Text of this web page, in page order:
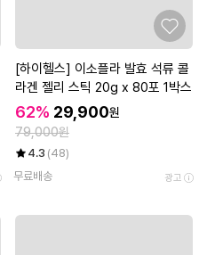
[하이헬스] 이소플라 발효 석류 콜
라겐 젤리 스틱 20g x 80포 1박스
62% 29,900원
79,000원
4.3 (48)
무료배송
광고